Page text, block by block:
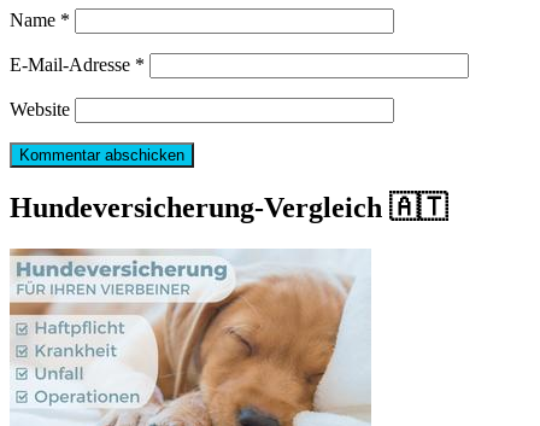
Name *
E-Mail-Adresse *
Website
Hundeversicherung-Vergleich 🇦🇹